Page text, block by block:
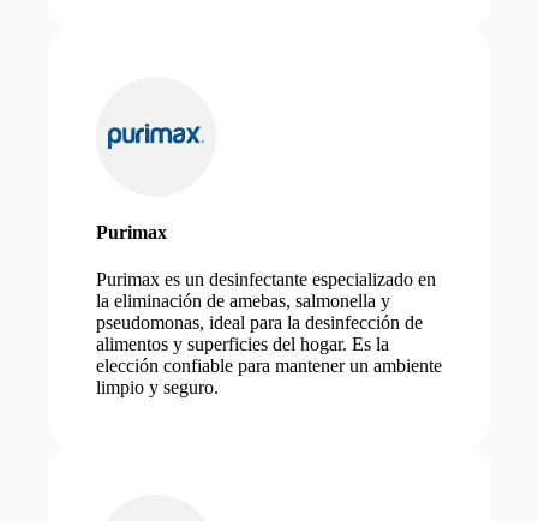
Purimax
Purimax es un desinfectante especializado en
la eliminación de amebas, salmonella y
pseudomonas, ideal para la desinfección de
alimentos y superficies del hogar. Es la
elección confiable para mantener un ambiente
limpio y seguro.